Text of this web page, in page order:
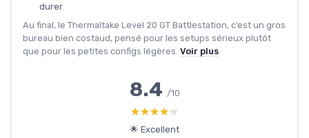
durer
Au final, le Thermaltake Level 20 GT Battlestation, c’est un gros
bureau bien costaud, pensé pour les setups sérieux plutôt
que pour les petites configs légères. Voir plus
8.4 /10
★★★★★
★★★★★
🌟 Excellent